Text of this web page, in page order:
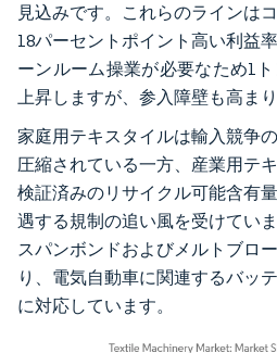
見込みです。これらのラインは
18パーセントポイント高い利益
ーンルーム操業が必要なため1
上昇しますが、参入障壁も高まり
家庭用テキスタイルは輸入競争
圧縮されている一方、産業用テ
検証済みのリサイクル可能含有
遇する規制の追い風を受けてい
スパンボンドおよびメルトブロ
り、電気自動車に関連するバッ
に対応しています。